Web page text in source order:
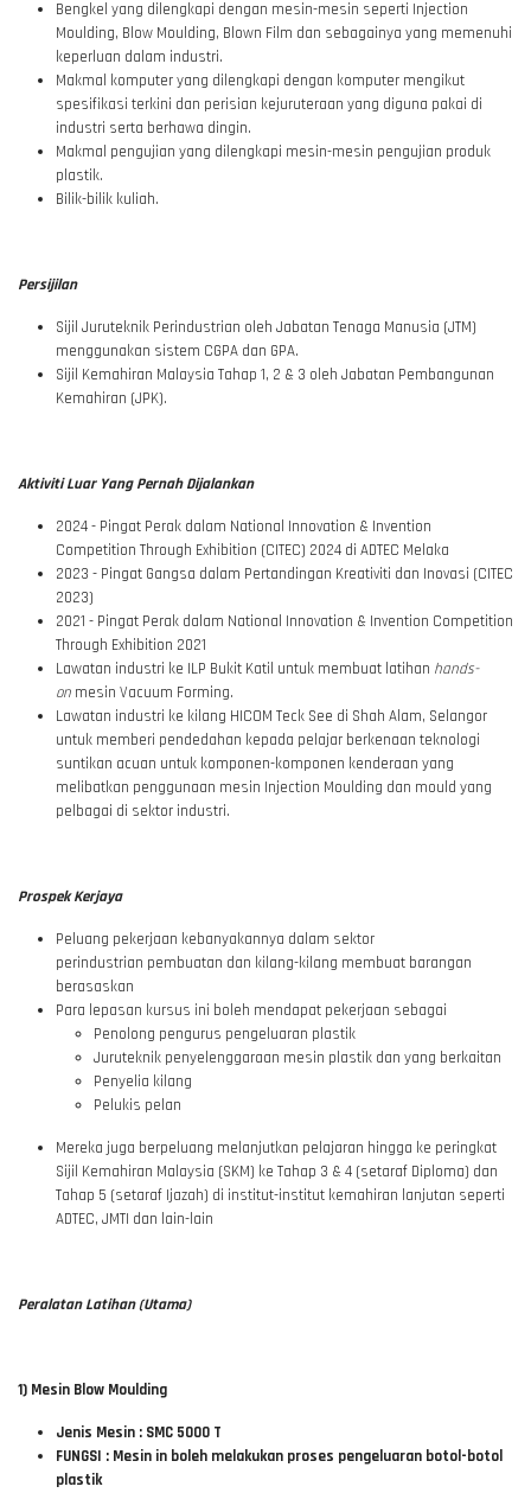
Bengkel yang dilengkapi dengan mesin-mesin seperti Injection
Moulding, Blow Moulding, Blown Film dan sebagainya yang memenuhi
keperluan dalam industri.
Makmal komputer yang dilengkapi dengan komputer mengikut
spesifikasi terkini dan perisian kejuruteraan yang diguna pakai di
industri serta berhawa dingin.
Makmal pengujian yang dilengkapi mesin-mesin pengujian produk
plastik.
Bilik-bilik kuliah.
Persijilan
Sijil Juruteknik Perindustrian oleh Jabatan Tenaga Manusia (JTM)
menggunakan sistem CGPA dan GPA.
Sijil Kemahiran Malaysia Tahap 1, 2 & 3 oleh Jabatan Pembangunan
Kemahiran (JPK).
Aktiviti Luar Yang Pernah Dijalankan
2024 - Pingat Perak dalam National Innovation & Invention
Competition Through Exhibition (CITEC) 2024 di ADTEC Melaka
2023 - Pingat Gangsa dalam Pertandingan Kreativiti dan Inovasi (CITEC
2023)
2021 - Pingat Perak dalam National Innovation & Invention Competition
Through Exhibition 2021
Lawatan industri ke ILP Bukit Katil untuk membuat latihan hands-
on mesin Vacuum Forming.
Lawatan industri ke kilang HICOM Teck See di Shah Alam, Selangor
untuk memberi pendedahan kepada pelajar berkenaan teknologi
suntikan acuan untuk komponen-komponen kenderaan yang
melibatkan penggunaan mesin Injection Moulding dan mould yang
pelbagai di sektor industri.
Prospek Kerjaya
Peluang pekerjaan kebanyakannya dalam sektor
perindustrian pembuatan dan kilang-kilang membuat barangan
berasaskan
Para lepasan kursus ini boleh mendapat pekerjaan sebagai
Penolong pengurus pengeluaran plastik
Juruteknik penyelenggaraan mesin plastik dan yang berkaitan
Penyelia kilang
Pelukis pelan
Mereka juga berpeluang melanjutkan pelajaran hingga ke peringkat
Sijil Kemahiran Malaysia (SKM) ke Tahap 3 & 4 (setaraf Diploma) dan
Tahap 5 (setaraf Ijazah) di institut-institut kemahiran lanjutan seperti
ADTEC, JMTI dan lain-lain
Peralatan Latihan (Utama)
1) Mesin Blow Moulding
Jenis Mesin : SMC 5000 T
FUNGSI : Mesin in boleh melakukan proses pengeluaran botol-botol
plastik